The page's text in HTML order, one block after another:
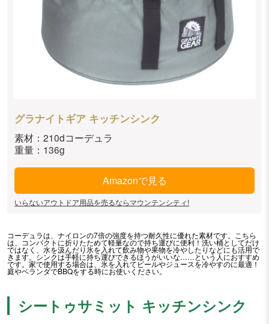
グラナイトギア キッチンシンク
素材：210dコーデュラ
重量：136g
Amazonで見る
いらないアウトドア用品を売るならマウンテンシティ!
コーデュラは、ナイロンの7倍の強度を持つ耐久性に優れた素材です。こちら
は、コンパクトに折りたためて軽量なので持ち運びに便利！洗い桶としてだけ
ではなく、水を汲んだり氷を入れて飲み物や果物を冷やしたりなどにも活用で
きます。シンクは手軽に持ち運びできるほうがいいな……という人におすすめ
です。家で使用する場合は、氷を入れてビールやジュースを冷やすのに最適！
庭やベランダでBBQをする時にお使いください。
シートゥサミット キッチンシンク